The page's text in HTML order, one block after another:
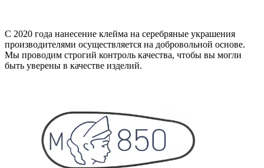
С 2020 года нанесение клейма на серебряные украшения
производителями осуществляется на добровольной основе.
Мы проводим строгий контроль качества, чтобы вы могли
быть уверены в качестве изделий.